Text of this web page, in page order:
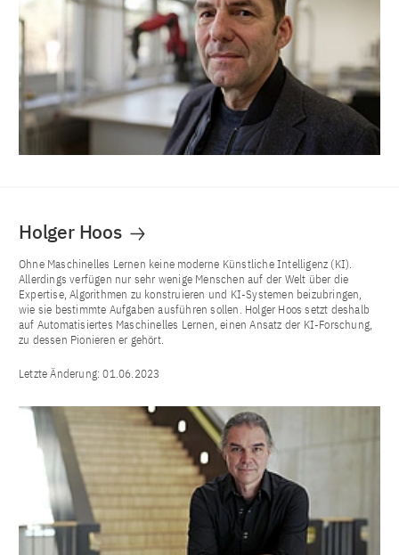
Holger Hoos
Ohne Maschinelles Lernen keine moderne Künstliche Intelligenz (KI).
Allerdings verfügen nur sehr wenige Menschen auf der Welt über die
Expertise, Algorithmen zu konstruieren und KI-Systemen beizubringen,
wie sie bestimmte Aufgaben ausführen sollen. Holger Hoos setzt deshalb
auf Automatisiertes Maschinelles Lernen, einen Ansatz der KI-Forschung,
zu dessen Pionieren er gehört.
Letzte Änderung:01.06.2023